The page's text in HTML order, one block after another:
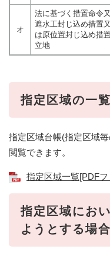
オ
法に基づく措置命令
遮水工封じ込め措置
は原位置封じ込め措
立地
指定区域の一覧
指定区域台帳(指定区域
閲覧できます。
指定区域一覧[PDF
指定区域にお
ようとする場合